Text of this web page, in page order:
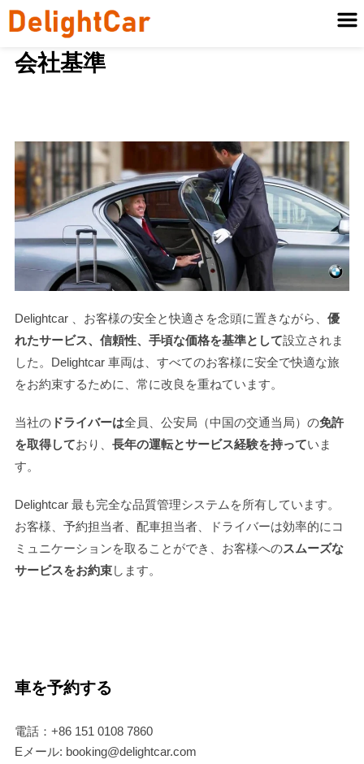
会社基準
Delightcar 、お客様の安全と快適さを念頭に置きながら、 優
れたサービス、信頼性、手頃な価格を基準として設立されま
した。Delightcar 車両は、すべてのお客様に安全で快適な旅
をお約束するために、常に改良を重ねています。
当社のドライバーは全員、公安局（中国の交通当局）の免許
を取得しており、 長年の運転とサービス経験を持っていま
す。
Delightcar 最も完全な品質管理システムを所有しています。
お客様、予約担当者、配車担当者、ドライバーは効率的にコ
ミュニケーションを取ることができ、お客様へのスムーズな
サービスをお約束します。
車を予約する
電話：+86 151 0108 7860
Eメール: booking@delightcar.com